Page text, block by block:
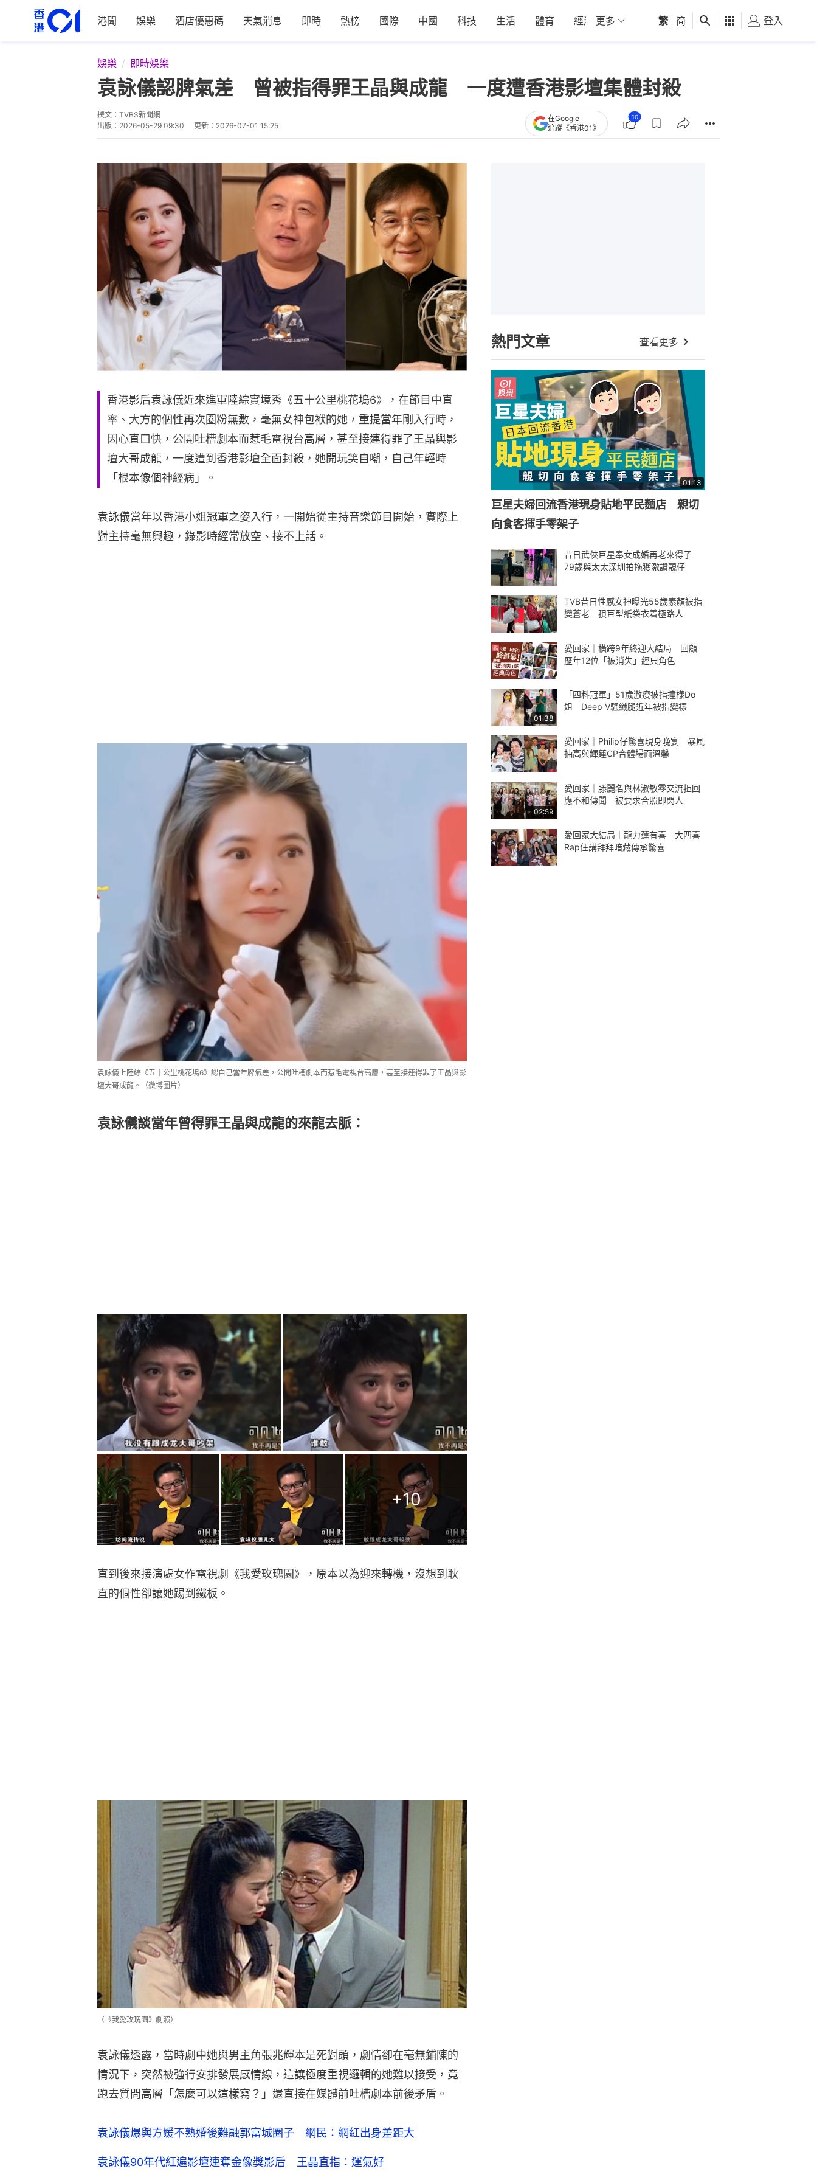
港聞 娛樂 酒店優惠碼 天氣消息 即時 熱榜 國際 中國 科技 生活 體育 經濟 01深圳 觀點 健康 好食玩飛
更多 繁 简 登入
娛樂 即時娛樂
袁詠儀認脾氣差 曾被指得罪王晶與成龍 一度遭香港影壇集體封殺
撰文： TVBS新聞網
出版： 2026-05-29 09:30 更新： 2026-07-01 15:25
在Google
追蹤《香港01》
10
香港影后袁詠儀近來進軍陸綜實境秀《五十公里桃花塢6》，在節目中直
率、大方的個性再次圈粉無數，毫無女神包袱的她，重提當年剛入行時，
因心直口快，公開吐槽劇本而惹毛電視台高層，甚至接連得罪了王晶與影
壇大哥成龍，一度遭到香港影壇全面封殺，她開玩笑自嘲，自己年輕時
「根本像個神經病」。
袁詠儀當年以香港小姐冠軍之姿入行，一開始從主持音樂節目開始，實際上
對主持毫無興趣，錄影時經常放空、接不上話。
袁詠儀上陸綜《五十公里桃花塢6》認自己當年脾氣差，公開吐槽劇本而惹毛電視台高層，甚至接連得罪了王晶與影
壇大哥成龍。（微博圖片）
袁詠儀談當年曾得罪王晶與成龍的來龍去脈：
+10
直到後來接演處女作電視劇《我愛玫瑰園》，原本以為迎來轉機，沒想到耿
直的個性卻讓她踢到鐵板。
（《我愛玫瑰園》劇照）
袁詠儀透露，當時劇中她與男主角張兆輝本是死對頭，劇情卻在毫無鋪陳的
情況下，突然被強行安排發展感情線，這讓極度重視邏輯的她難以接受，竟
跑去質問高層「怎麼可以這樣寫？」還直接在媒體前吐槽劇本前後矛盾。
袁詠儀爆與方媛不熟婚後難融郭富城圈子 網民：網紅出身差距大
袁詠儀90年代紅遍影壇連奪金像獎影后 王晶直指：運氣好
熱門文章 查看更多
01:13
巨星夫婦回流香港現身貼地平民麵店 親切
向食客揮手零架子
昔日武俠巨星奉女成婚再老來得子
79歲與太太深圳拍拖獲激讚靚仔
TVB昔日性感女神曝光55歲素顏被指
變蒼老 孭巨型紙袋衣着極路人
愛回家｜橫跨9年終迎大結局 回顧
歷年12位「被消失」經典角色
01:38
「四料冠軍」51歲激瘦被指撞樣Do
姐 Deep V騷纖腿近年被指變樣
愛回家｜Philip仔驚喜現身晚宴 暴風
抽高與輝蓮CP合體場面溫馨
02:59
愛回家｜滕麗名與林淑敏零交流拒回
應不和傳聞 被要求合照即閃人
愛回家大結局｜龍力蓮有喜 大四喜
Rap住講拜拜暗藏傳承驚喜